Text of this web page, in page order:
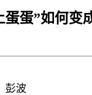
蛋蛋”如何变
波